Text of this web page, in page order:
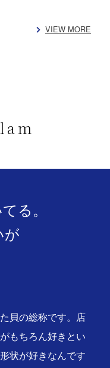
VIEW MORE
る。
が
貝の総称です。店
もちろん好きとい
状が好きなんです